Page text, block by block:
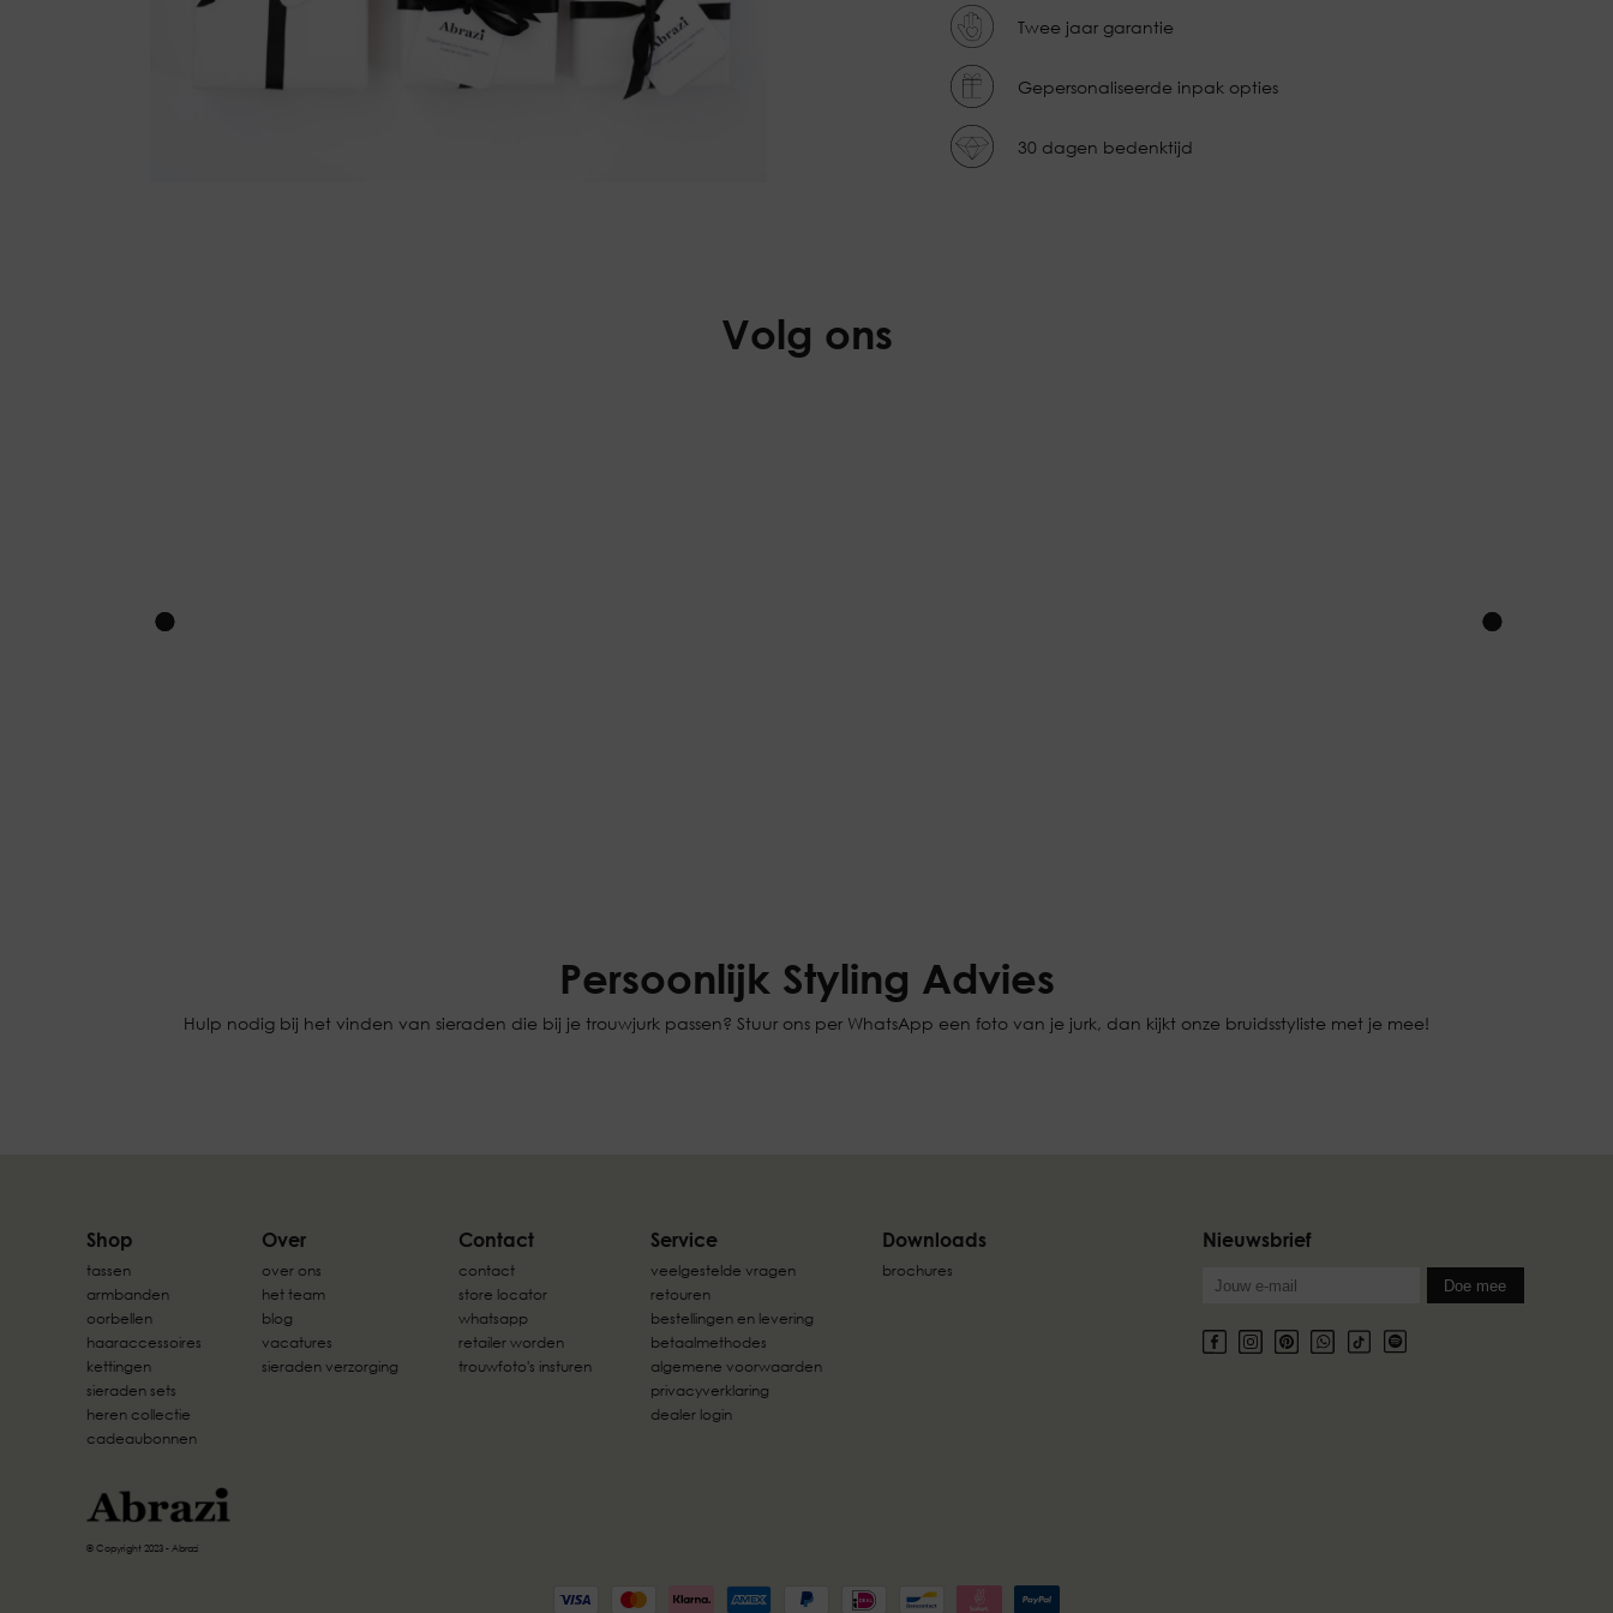
Twee jaar garantie
Gepersonaliseerde inpak opties
30 dagen bedenktijd
Volg ons
Persoonlijk Styling Advies
Hulp nodig bij het vinden van sieraden die bij je trouwjurk passen? Stuur ons per WhatsApp een foto van je jurk, dan kijkt onze bruidsstyliste met je mee!
Shop
tassen
armbanden
oorbellen
haaraccessoires
kettingen
sieraden sets
heren collectie
cadeaubonnen
Over
over ons
het team
blog
vacatures
sieraden verzorging
Contact
contact
store locator
whatsapp
retailer worden
trouwfoto's insturen
Service
veelgestelde vragen
retouren
bestellingen en levering
betaalmethodes
algemene voorwaarden
privacyverklaring
dealer login
Downloads
brochures
Nieuwsbrief
© Copyright 2023 - Abrazi